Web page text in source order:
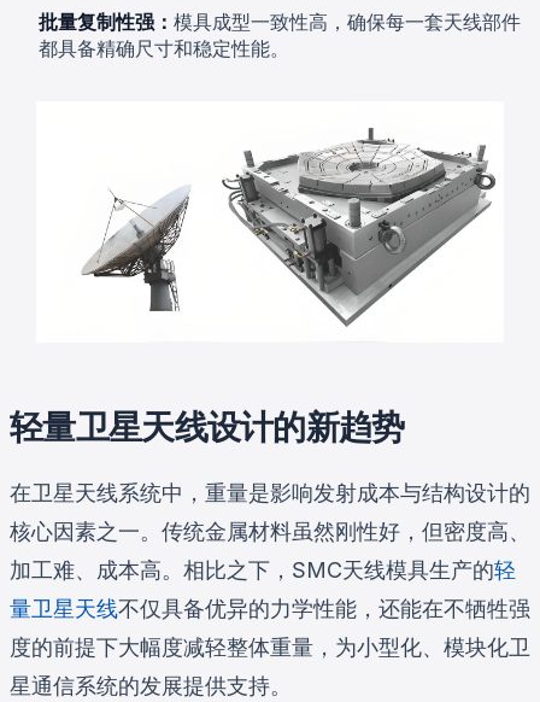
批量复制性强： 模具成型一致性高，确保每一套天线部件
都具备精确尺寸和稳定性能。
轻量卫星天线设计的新趋势
在卫星天线系统中，重量是影响发射成本与结构设计的
核心因素之一。传统金属材料虽然刚性好，但密度高、
加工难、成本高。相比之下，SMC天线模具生产的轻
量卫星天线不仅具备优异的力学性能，还能在不牺牲强
度的前提下大幅度减轻整体重量，为小型化、模块化卫
星通信系统的发展提供支持。